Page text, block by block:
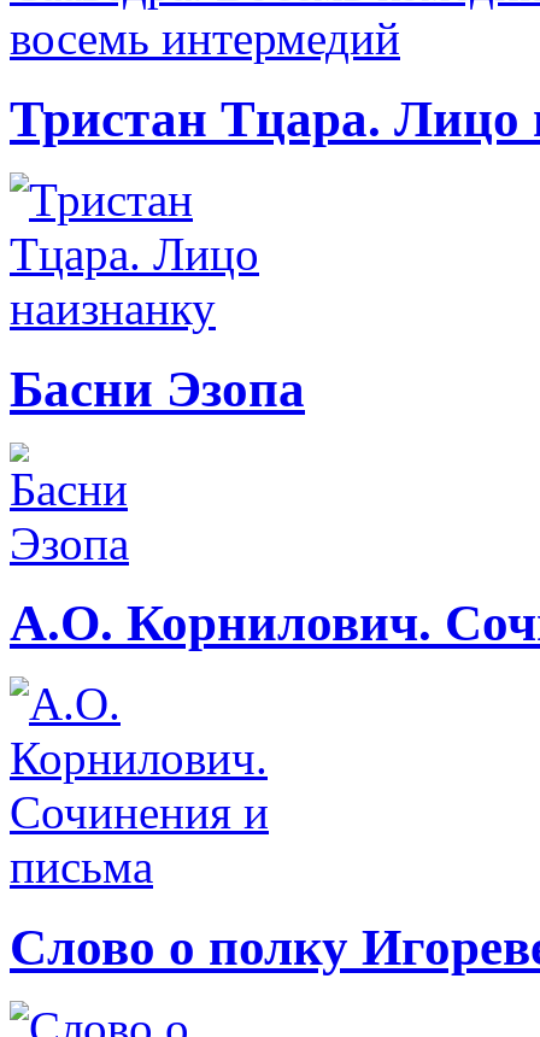
Тристан Тцара. Лицо
Басни Эзопа
А.О. Корнилович.
Слово о полку